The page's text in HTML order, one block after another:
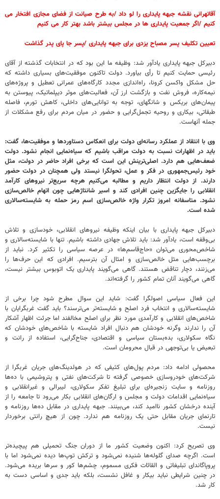
آقاتهرانی نقشه جبهه پایداری را لو داد /به طرح صیانت از فضای مجازی افتخار می
کنیم /اگر جمعیت پایداری ها در مجلس بیشتر باشد بهتر کار می کنیم
تعیین تکلیف پسر مصباح یزدی برای جبهه پایداری /پسر جا پای پدر گذاشت
دبیرکل جبهه پایداری یادآور شد: وظیفه ما این بود که در انتخابات گذشته از آقای
رئیسی حمایت کنیم تا رأی بیاورد. دولت تاکنون موفقیت‌های بسیاری داشته که
حل مشکل واکسن کرونا، راه‌اندازی مجدد کارگاه‌های عمرانی تعطیل و پروژه‌های
نیمه‌کاره، فروش نفت و بازگشت ارز آن، فعالیت‌های موثر دیپلماتیک، پیوستن به
پیمان‌های بریکس و شانگهای، توجه به توانایی‌های داخلی، کاهش تورم، فاصله
طبقاتی، بیکاری و روحیه تجمل‌گرایی و حضور در میان مردم برای رفع مشکلات از
جمله آنهاست.
وی با انتقاد از عملکرد رسانه‌ای‌ دولت برای انعکاس دستاوردها و موفقیت‌ها، گفت:
باید در اظهارات نسبت به دولت مراقب باشیم که سیاه‌نمایی انجام نشود. دولت
ضعف‌هایی هم دارد. اصلی‌ترینش این است که برخی افراد حاضر در دولت، مثل
خود رئیس‌جمهوری در فکر و عمل، تحولگرا نیستد ولی همچنان در دولت حضور
دارند. از دولت انتظار داریم و مطالبه می‌کنیم هرچه سریع‌تر نیروهای کارآمد
انقلابی را جایگزین چنین افرادی کند و اسیر شانتاژهایی چون اتهام خالص‌سازی
نشود. متاسفانه امروز تکرار واژه خالص‌سازی اسم رمز حمله به شایسته‌سالاری
شده است.
دبیرکل جبهه پایداری با بیان اینکه وظیفه نیروهای انقلابی، خودسازی و تلاش
بی‌وقفه است، یادآور شد: باید تلاش جهادی داشته باشیم. تنها با شایسته‌سالاری و
شاخص‌محوری می‌توان «حاج‌قاسم‌ها» در عرصه سیاسی را تکثیر کرد. نباید از
برچسب‌هایی مثل خالص‌سازی و امثال آن بترسیم. افرادی که این حرف‌ها را
می‌زنند، دچار تناقض هستند. گاهی می‌گویند پایداری یک اتوبوس بیشتر نیست،
گاهی می‌گویند آنان تمام کشور را گرفته‌اند.
این فعال سیاسی اصولگرا گفت: شاید این سوال مطرح شود چرا برخی از
شایسته‌سالاری و انتخاب فرد اصلح و شایسته‌تر می‌ترسند؟ باید گفت غربگرایان با
شاخص‌های انقلابی و کارآمدی مورد نظر برای اصلح مخالفند اما جرئت اظهار آشکار
آن را ندارند وگرنه خودشان هم دنبال افراد شایسته با شاخص‌های خودشان که
نگاه سکولاری، بده‌بستان سیاسی و اقتصادی، جناح‌گرایی، استفاده از رانت و
تبعیض یا بی‌توجهی در قبال محرومان است.
محصولی‌ ادامه داد: مردم پول‌های کثیفی که در هولدینگ‌های جریان غربگرا از
شرکت‌های خودروسازی خصوصی گرفته تا شرکت‌های نفتی و پتروشیمی با ده‌ها
روزنامه و سایت زنجیره‌ای برای تبلیغ تفکر سکولاری، لیبرالی و غیرانقلابی و
سیاه‌نمایی اقدامات دولت و مجلس و ارگان‌های انقلابی بکار می‌رود تا جامعه را از
آینده درخشان کشور ناامید کند، می‌بینند. جبهه پایداری در مقابل ده‌ها روزنامه و
تارنمای جریان مقابل حتی یک روزنامه هم ندارد. چون از هیچ رانتی برخوردار
نیست.
وی تصریح کرد: اکنون وضعیت کشور ما از دوران جنگ تحمیلی هم پیچیده‌تر
است. اگرچه صدای گلوله‌ها شنیده نمی‌شود و ترکش توپ‌ها دیده نمی‌شود اما با
پروپاگاندای تبلیغاتی و القائات فکری مسموم، چشم‌ها کور و سرها بریده می‌شود.
در چنین شرایطی نباید بیکار و غافل نشست، بلکه باید جدی و اساسی دست به
کار شد.